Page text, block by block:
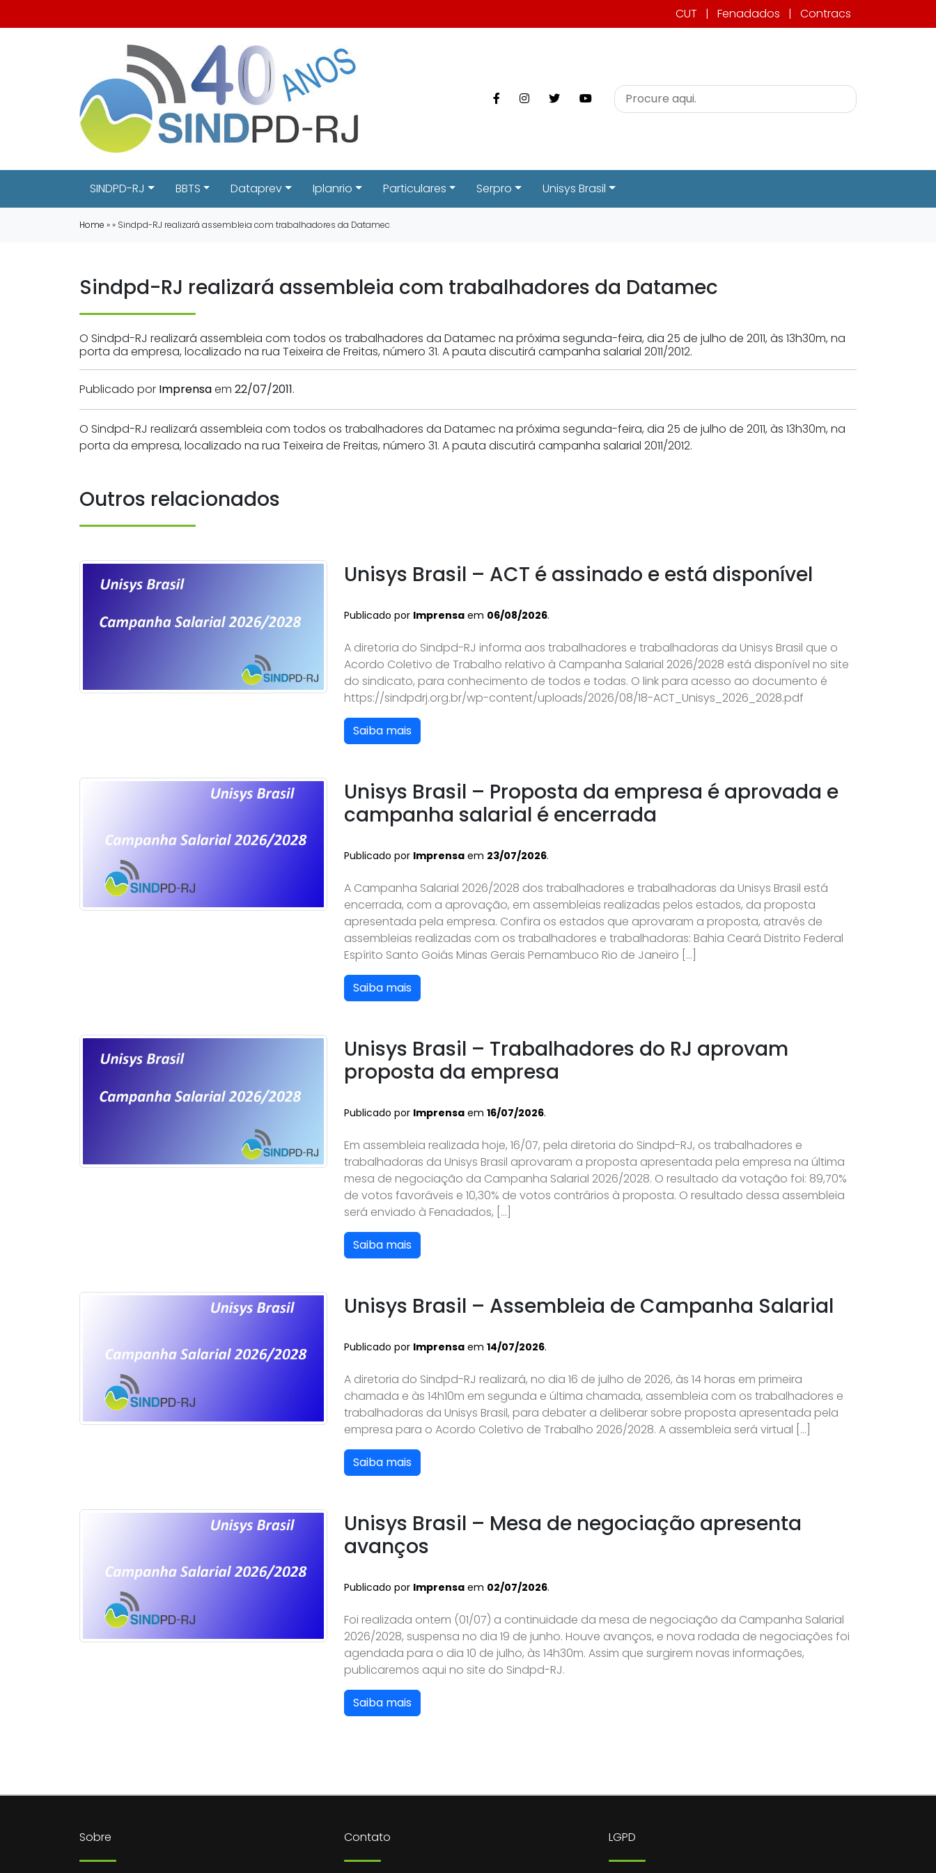
CUT | Fenadados | Contracs
SINDPD-RJ BBTS Dataprev Iplanrio Particulares Serpro Unisys Brasil
Home » » Sindpd-RJ realizará assembleia com trabalhadores da Datamec
Sindpd-RJ realizará assembleia com trabalhadores da Datamec
O Sindpd-RJ realizará assembleia com todos os trabalhadores da Datamec na próxima segunda-feira, dia 25 de julho de 2011, às 13h30m, na
porta da empresa, localizado na rua Teixeira de Freitas, número 31. A pauta discutirá campanha salarial 2011/2012.
Publicado por Imprensaem 22/07/2011.
O Sindpd-RJ realizará assembleia com todos os trabalhadores da Datamec na próxima segunda-feira, dia 25 de julho de 2011, às 13h30m, na
porta da empresa, localizado na rua Teixeira de Freitas, número 31. A pauta discutirá campanha salarial 2011/2012.
Outros relacionados
Unisys Brasil – ACT é assinado e está disponível
Publicado por Imprensa em 06/08/2026.
A diretoria do Sindpd-RJ informa aos trabalhadores e trabalhadoras da Unisys Brasil que o
Acordo Coletivo de Trabalho relativo à Campanha Salarial 2026/2028 está disponível no site
do sindicato, para conhecimento de todos e todas. O link para acesso ao documento é
https://sindpdrj.org.br/wp-content/uploads/2026/08/18-ACT_Unisys_2026_2028.pdf
Saiba mais
Unisys Brasil – Proposta da empresa é aprovada e
campanha salarial é encerrada
Publicado por Imprensa em 23/07/2026.
A Campanha Salarial 2026/2028 dos trabalhadores e trabalhadoras da Unisys Brasil está
encerrada, com a aprovação, em assembleias realizadas pelos estados, da proposta
apresentada pela empresa. Confira os estados que aprovaram a proposta, através de
assembleias realizadas com os trabalhadores e trabalhadoras: Bahia Ceará Distrito Federal
Espírito Santo Goiás Minas Gerais Pernambuco Rio de Janeiro […]
Saiba mais
Unisys Brasil – Trabalhadores do RJ aprovam
proposta da empresa
Publicado por Imprensa em 16/07/2026.
Em assembleia realizada hoje, 16/07, pela diretoria do Sindpd-RJ, os trabalhadores e
trabalhadoras da Unisys Brasil aprovaram a proposta apresentada pela empresa na última
mesa de negociação da Campanha Salarial 2026/2028. O resultado da votação foi: 89,70%
de votos favoráveis e 10,30% de votos contrários à proposta. O resultado dessa assembleia
será enviado à Fenadados, […]
Saiba mais
Unisys Brasil – Assembleia de Campanha Salarial
Publicado por Imprensa em 14/07/2026.
A diretoria do Sindpd-RJ realizará, no dia 16 de julho de 2026, às 14 horas em primeira
chamada e às 14h10m em segunda e última chamada, assembleia com os trabalhadores e
trabalhadoras da Unisys Brasil, para debater a deliberar sobre proposta apresentada pela
empresa para o Acordo Coletivo de Trabalho 2026/2028. A assembleia será virtual […]
Saiba mais
Unisys Brasil – Mesa de negociação apresenta
avanços
Publicado por Imprensa em 02/07/2026.
Foi realizada ontem (01/07) a continuidade da mesa de negociação da Campanha Salarial
2026/2028, suspensa no dia 19 de junho. Houve avanços, e nova rodada de negociações foi
agendada para o dia 10 de julho, às 14h30m. Assim que surgirem novas informações,
publicaremos aqui no site do Sindpd-RJ.
Saiba mais
Sobre Contato LGPD